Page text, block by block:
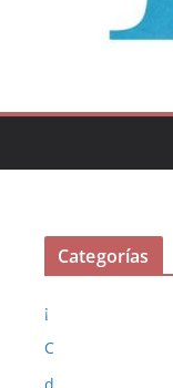
Categorías
¡
C